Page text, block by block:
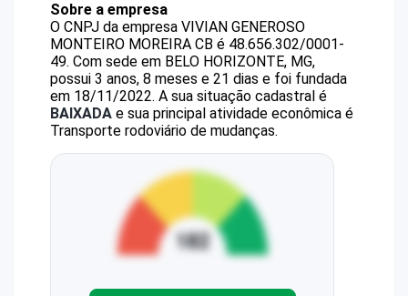
Sobre a empresa
O CNPJ da empresa VIVIAN GENEROSO
MONTEIRO MOREIRA CB é 48.656.302/0001-
49. Com sede em BELO HORIZONTE, MG,
possui 3 anos, 8 meses e 21 dias e foi fundada
em 18/11/2022. A sua situação cadastral é
BAIXADA e sua principal atividade econômica é
Transporte rodoviário de mudanças.